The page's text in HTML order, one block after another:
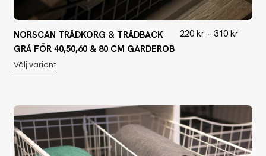
NORSCAN TRÅDKORG & TRÅDBACK
GRÅ FÖR 40,50,60 & 80 CM GARDEROB
Välj variant
220 kr – 310 kr